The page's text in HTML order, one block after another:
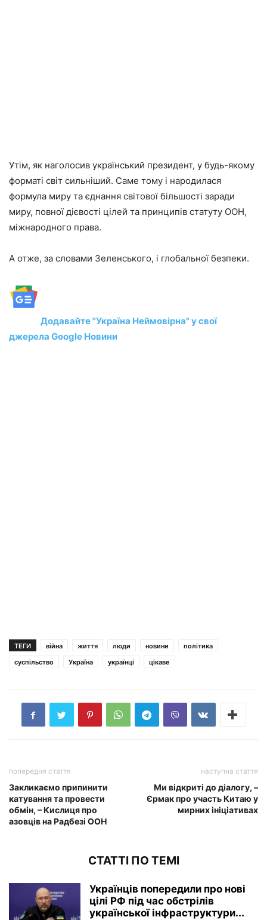
Утім, як наголосив український президент, у будь-якому
форматі світ сильніший. Саме тому і народилася
формула миру та єднання світової більшості заради
миру, повної дієвості цілей та принципів статуту ООН,
міжнародного права.
А отже, за словами Зеленського, і глобальної безпеки.
Додавайте "Україна Неймовірна" у свої
джерела Google Новини
ТЕГИ війна життя люди новини
політика
суспільство
Україна українці цікаве
попередня стаття
Закликаємо припинити
катування та провести
обмін, – Кислиця про
азовців на Радбезі ООН
наступна стаття
Ми відкриті до діалогу, –
Єрмак про участь Китаю у
мирних ініціативах
СТАТТІ ПО ТЕМІ
Українців попередили про нові
цілі РФ під час обстрілів
української інфраструктури...